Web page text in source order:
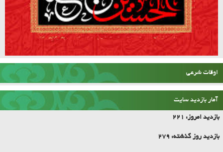
اوقات شرعی
آمار بازدید سایت
بازدید امروز: 221
بازدید روز گذشته: 279